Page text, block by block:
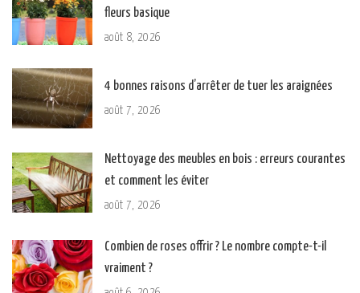
fleurs basique
août 8, 2026
4 bonnes raisons d’arrêter de tuer les araignées
août 7, 2026
Nettoyage des meubles en bois : erreurs courantes
et comment les éviter
août 7, 2026
Combien de roses offrir ? Le nombre compte-t-il
vraiment ?